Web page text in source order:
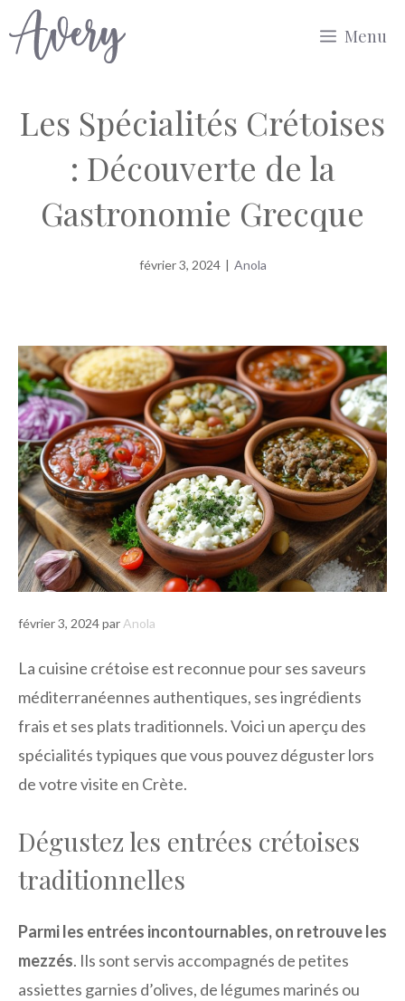
Aller
au
Menu
Les Spécialités Crétoises
: Découverte de la
Gastronomie Grecque
février 3, 2024 | Anola
février 3, 2024par Anola
La cuisine crétoise est reconnue pour ses saveurs
méditerranéennes authentiques, ses ingrédients
frais et ses plats traditionnels. Voici un aperçu des
spécialités typiques que vous pouvez déguster lors
de votre visite en Crète.
Dégustez les entrées crétoises
traditionnelles
Parmi les entrées incontournables, on retrouve les
mezzés. Ils sont servis accompagnés de petites
assiettes garnies d’olives, de légumes marinés ou